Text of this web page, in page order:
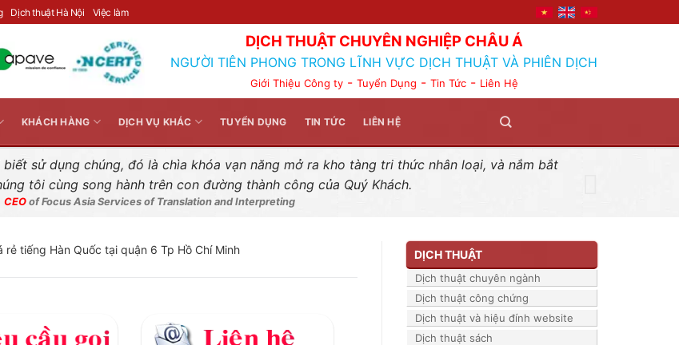
Dịch thuật Hà Nội Việc làm
DỊCH THUẬT CHUYÊN NGHIỆP CHÂU Á
NGƯỜI TIÊN PHONG TRONG LĨNH VỰC DỊCH THUẬT VÀ PHIÊN DỊCH
Giới Thiệu Công ty- Tuyển Dụng - Tin Tức- Liên Hệ
KHÁCH HÀNG DỊCH VỤ KHÁC TUYỂN DỤNG TIN TỨC LIÊN HỆ
sử dụng chúng, đó là chìa khóa vạn năng mở ra kho tàng tri thức nhân loại, và nắm bắt
tôi cùng song hành trên con đường thành công của Quý Khách.
CEOof Focus Asia Services of Translation and Interpreting
tiếng Hàn Quốc tại quận 6 Tp Hồ Chí Minh DỊCH THUẬT
Dịch thuật chuyên ngành
Dịch thuật công chứng
Dịch thuật và hiệu đính website
Dịch thuật sách
Liên hệ nhanh